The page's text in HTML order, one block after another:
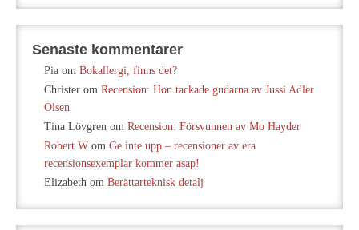
Senaste kommentarer
Pia om Bokallergi, finns det?
Christer om Recension: Hon tackade gudarna av Jussi Adler
Olsen
Tina Lövgren om Recension: Försvunnen av Mo Hayder
Robert W om Ge inte upp – recensioner av era
recensionsexemplar kommer asap!
Elizabeth om Berättarteknisk detalj